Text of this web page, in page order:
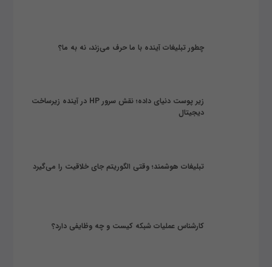
چطور تبلیغات آینده با ما حرف می‌زند، نه به ما؟
زیر پوست دنیای داده؛ نقش سرور HP در آینده زیرساخت
دیجیتال
تبلیغات هوشمند؛ وقتی الگوریتم جای خلاقیت را می‌گیرد
کارشناس عملیات شبکه کیست و چه وظایفی دارد؟